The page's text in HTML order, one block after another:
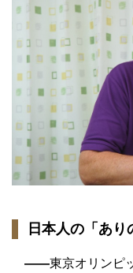
日本人の「あ
——東京オリンピ